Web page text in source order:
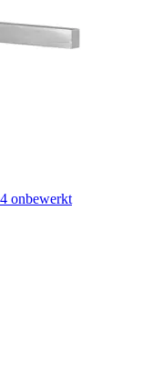
onbewerkt